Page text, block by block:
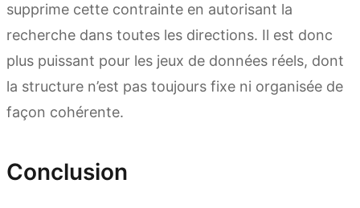
supprime cette contrainte en autorisant la
recherche dans toutes les directions. Il est donc
plus puissant pour les jeux de données réels, dont
la structure n’est pas toujours fixe ni organisée de
façon cohérente.
Conclusion